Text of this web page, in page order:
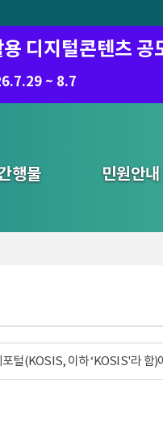
디지털콘텐츠 공
~ 8.7
) ~ 8.21.(금)
행물 민원안내
통합검
털(KOSIS, 이하 ‘KOSIS'라 함